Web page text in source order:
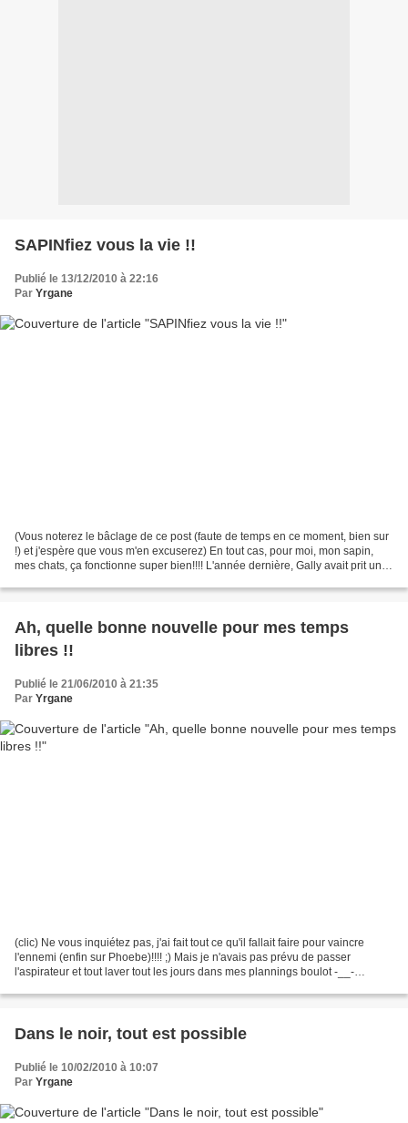
SAPINfiez vous la vie !!
Publié le 13/12/2010 à 22:16
Par Yrgane
(Vous noterez le bâclage de ce post (faute de temps en ce moment, bien sur
!) et j'espère que vous m'en excuserez) En tout cas, pour moi, mon sapin,
mes chats, ça fonctionne super bien!!!! L'année dernière, Gally avait prit un
Ah, quelle bonne nouvelle pour mes temps
libres !!
Publié le 21/06/2010 à 21:35
Par Yrgane
(clic) Ne vous inquiétez pas, j'ai fait tout ce qu'il fallait faire pour vaincre
l'ennemi (enfin sur Phoebe)!!!! ;) Mais je n'avais pas prévu de passer
l'aspirateur et tout laver tout les jours dans mes plannings boulot -__-
Dans le noir, tout est possible
Publié le 10/02/2010 à 10:07
Par Yrgane